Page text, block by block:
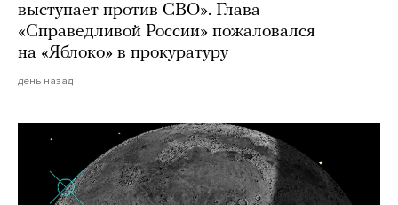
выступает против СВО». Глава
«Справедливой России» пожаловался
на «Яблоко» в прокуратуру
день назад